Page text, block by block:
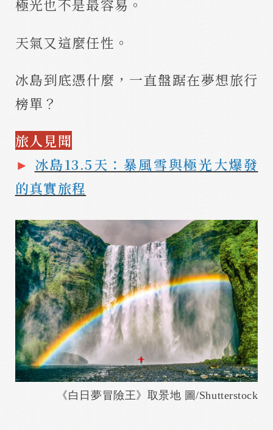
極光也不是最容易。
天氣又這麼任性。
冰島到底憑什麼，一直盤踞在夢想旅行
榜單？
旅人見聞
► 冰島13.5天：暴風雪與極光大爆發
的真實旅程
《白日夢冒險王》取景地 圖/Shutterstock